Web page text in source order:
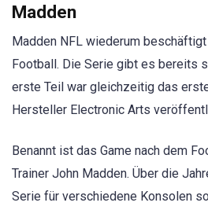
Madden
Madden NFL wiederum
Football. Die Serie gibt es bereits
erste Teil war gleichzeitig das
Hersteller Electronic Arts
Benannt ist das Game nach dem
Trainer John Madden. Über die
Serie für verschiedene Konsolen